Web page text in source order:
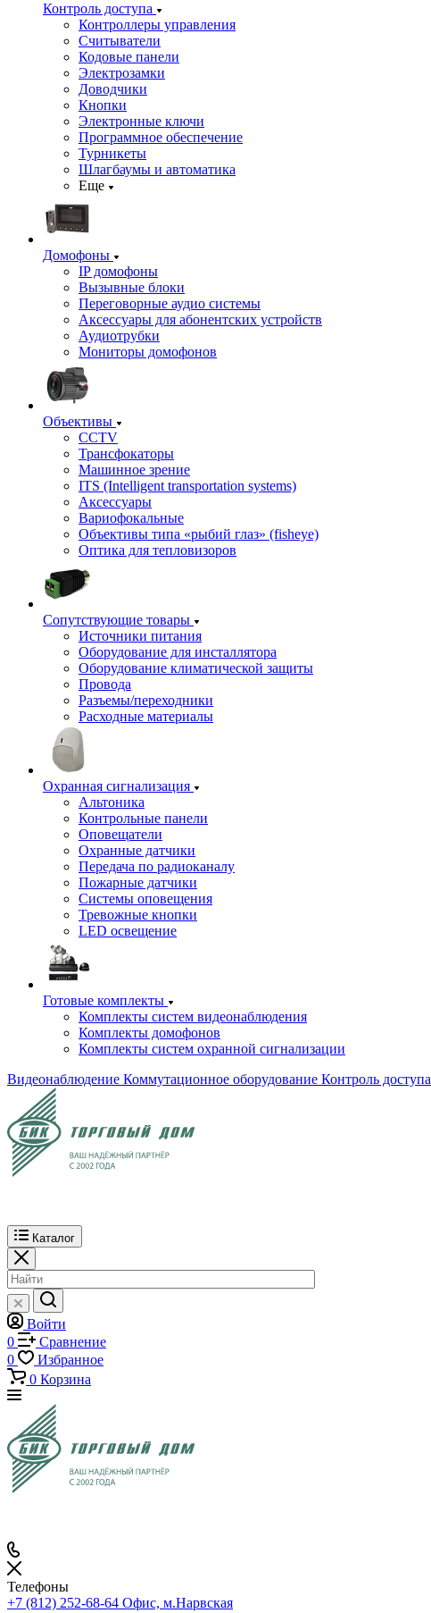
Контроль доступа
Контроллеры управления
Считыватели
Кодовые панели
Электрозамки
Доводчики
Кнопки
Электронные ключи
Программное обеспечение
Турникеты
Шлагбаумы и автоматика
Еще
Домофоны
IP домофоны
Вызывные блоки
Переговорные аудио системы
Аксессуары для абонентских устройств
Аудиотрубки
Мониторы домофонов
Объективы
CCTV
Трансфокаторы
Машинное зрение
ITS (Intelligent transportation systems)
Аксессуары
Вариофокальные
Объективы типа «рыбий глаз» (fisheye)
Оптика для тепловизоров
Сопутствующие товары
Источники питания
Оборудование для инсталлятора
Оборудование климатической защиты
Провода
Разъемы/переходники
Расходные материалы
Охранная сигнализация
Альтоника
Контрольные панели
Оповещатели
Охранные датчики
Передача по радиоканалу
Пожарные датчики
Системы оповещения
Тревожные кнопки
LED освещение
Готовые комплекты
Комплекты систем видеонаблюдения
Комплекты домофонов
Комплекты систем охранной сигнализации
Видеонаблюдение Коммутационное оборудование Контроль доступа
Каталог
Войти
0
Сравнение
0
Избранное
0 Корзина
Телефоны
+7 (812) 252-68-64 Офис, м.Нарвская